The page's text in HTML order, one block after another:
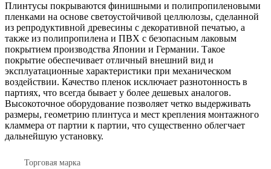
Плинтусы покрываются финишными и полипропиленовыми
пленками на основе светоустойчивой целлюлозы, сделанной
из репродуктивной древесины с декоративной печатью, а
также из полипропилена и ПВХ с безопасным лаковым
покрытием производства Японии и Германии. Такое
покрытие обеспечивает отличный внешний вид и
эксплуатационные характеристики при механическом
воздействии. Качество пленок исключает разнотонность в
партиях, что всегда бывает у более дешевых аналогов.
Высокоточное оборудование позволяет четко выдерживать
размеры, геометрию плинтуса и мест крепления монтажного
кламмера от партии к партии, что существенно облегчает
дальнейшую установку.
Торговая марка